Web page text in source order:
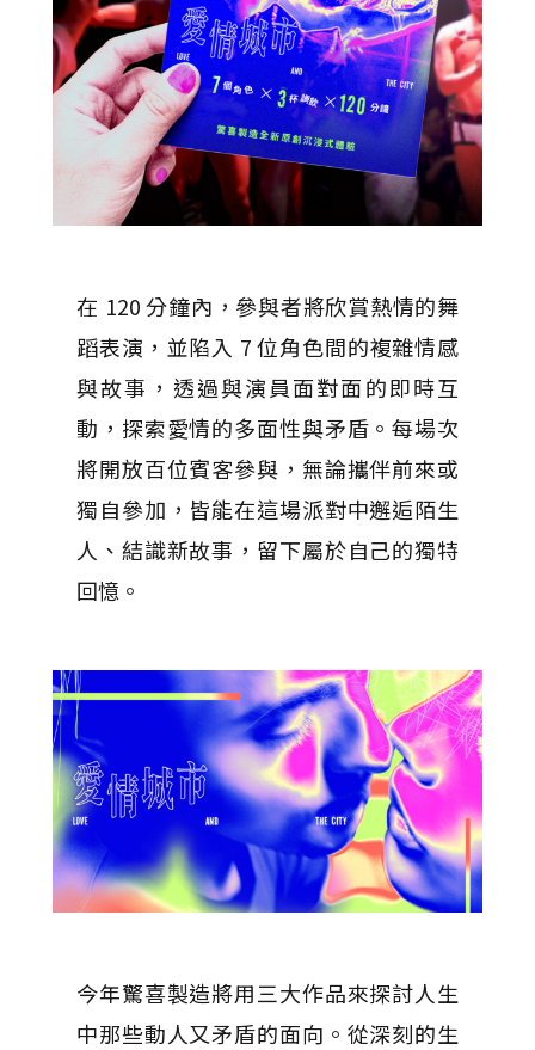
在 120 分鐘內，參與者將欣賞熱情的舞
蹈表演，並陷入 7 位角色間的複雜情感
與故事，透過與演員面對面的即時互
動，探索愛情的多面性與矛盾。每場次
將開放百位賓客參與，無論攜伴前來或
獨自參加，皆能在這場派對中邂逅陌生
人、結識新故事，留下屬於自己的獨特
回憶。
今年驚喜製造將用三大作品來探討人生
中那些動人又矛盾的面向。從深刻的生